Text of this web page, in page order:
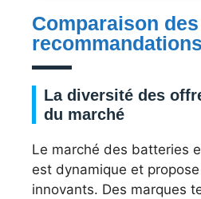
Comparaison
recommandations
La diversité des
du marché
Le marché des batteries
est dynamique et
innovants. Des marques